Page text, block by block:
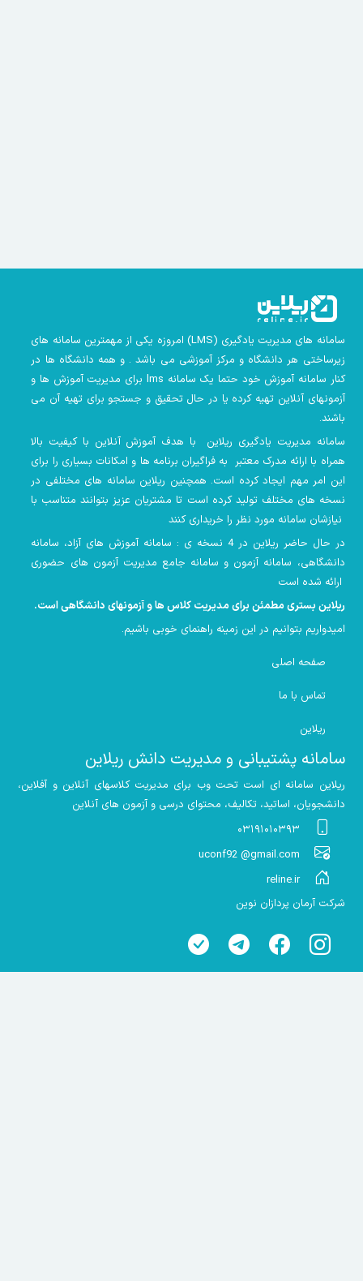
سامانه های مدیریت یادگیری (LMS) امروزه یکی از مهمترین سامانه های
زیرساختی هر دانشگاه و مرکز آموزشی می باشد . و همه دانشگاه ها در
کنار سامانه آموزش خود حتما یک سامانه lms
برای مدیریت آموزش ها و
آزمونهای آنلاین تهیه کرده یا در حال تحقیق و جستجو برای تهیه آن می
باشند.
سامانه مدیریت یادگیری ریلاین با هدف آموزش آنلاین با کیفیت بالا
همراه با ارائه مدرک معتبر به فراگیران برنامه ها و امکانات بسیاری را برای
این امر مهم ایجاد کرده است. همچنین ریلاین سامانه های مختلفی در
نسخه های مختلف تولید کرده است تا مشتریان عزیز بتوانند متناسب با
در حال حاضر ریلاین در 4 نسخه ی : سامانه آموزش های آزاد، سامانه
دانشگاهی، سامانه آزمون و سامانه جامع مدیریت آزمون های حضوری
ریلاین بستری مطمئن برای مدیریت کلاس ها و آزمونهای دانشگاهی است.
امیدواریم بتوانیم در این زمینه راهنمای خوبی باشیم.
صفحه اصلی
تماس با ما
ریلاین
سامانه پشتیبانی و مدیریت دانش ریلاین
ریلاین سامانه ای است تحت وب برای مدیریت کلاسهای آنلاین و آفلاین،
دانشجویان، اساتید، تکالیف، محتوای درسی و آزمون های آنلاین
۰۳۱۹۱۰۱۰۳۹۳
uconf92 @gmail.com
reline.ir
شرکت آرمان پردازان نوین